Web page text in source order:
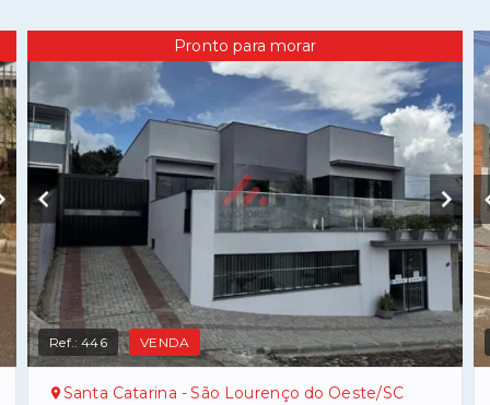
Pronto para morar
Ref.:446 VENDA
Santa Catarina - São Lourenço do Oeste/SC